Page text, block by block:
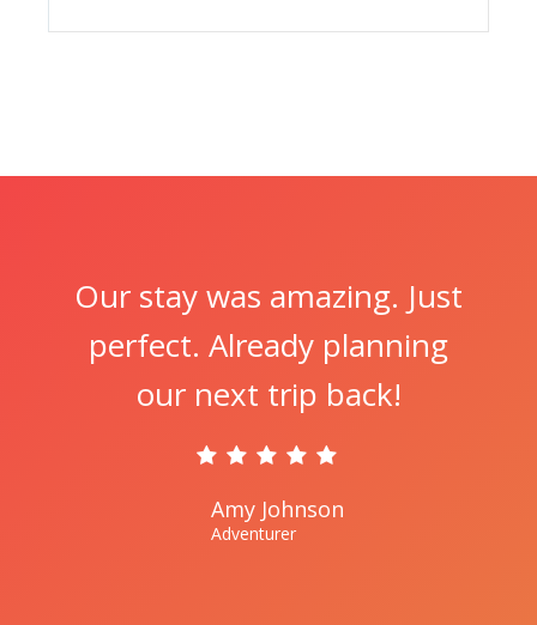
Our stay was amazing. Just
perfect. Already planning
our next trip back!
Amy Johnson
Adventurer